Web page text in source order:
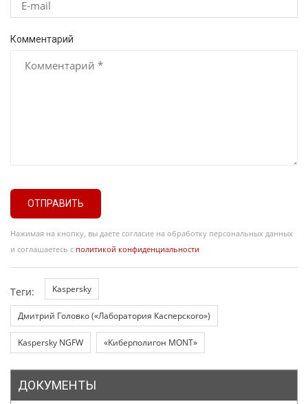
Комментарий
ОТПРАВИТЬ
Нажимая на кнопку, вы даете согласие на обработку персональных данных
и соглашаетесь с политикой конфиденциальности
Теги: Kaspersky
Дмитрий Головко («Лаборатория Касперского»)
Kaspersky NGFW «Киберполигон MONT»
ДОКУМЕНТЫ